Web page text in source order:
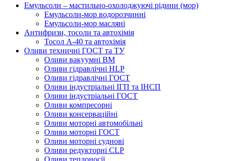
Емульсоли – мастильно-охолоджуючі рідини (мор)
Емульсоли-мор водорозчинні
Емульсоли-мор масляні
Антифризи, тосоли та автохімія
Тосол А-40 та автохімія
Оливи техничні ГОСТ та ТУ
Оливи вакуумні ВМ
Оливи гідравлічні HLP
Оливи гідравлічні ГОСТ
Оливи індустріальні ІГП та ІНСП
Оливи індустріальні ГОСТ
Оливи компресорні
Оливи консерваційні
Оливи моторні автомобільні
Оливи моторні ГОСТ
Оливи моторні суднові
Оливи редукторні CLP
Оливи теплоносії